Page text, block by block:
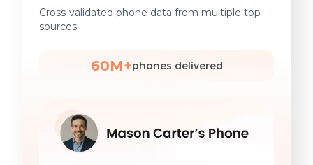
Cross-validated phone data from multiple top
sources.
60M+phones delivered